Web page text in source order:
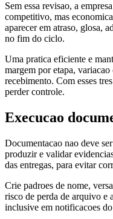
Sem essa revisao, a
competitivo, mas
aparecer em atraso, glosa,
no fim do ciclo.
Uma pratica eficiente e
margem por etapa,
recebimento. Com esses
perder controle.
Execucao
Documentacao nao deve
produzir e validar
das entregas, para evitar
Crie padroes de nome,
risco de perda de arquivo e
inclusive em notificacoes